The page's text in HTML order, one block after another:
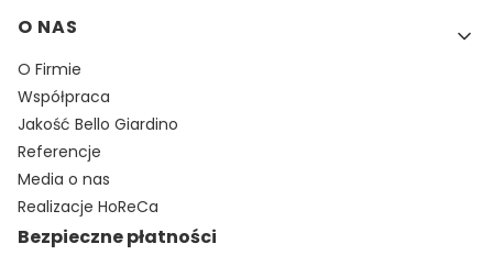
O NAS
O Firmie
Współpraca
Jakość Bello Giardino
Referencje
Media o nas
Realizacje HoReCa
Bezpieczne płatności